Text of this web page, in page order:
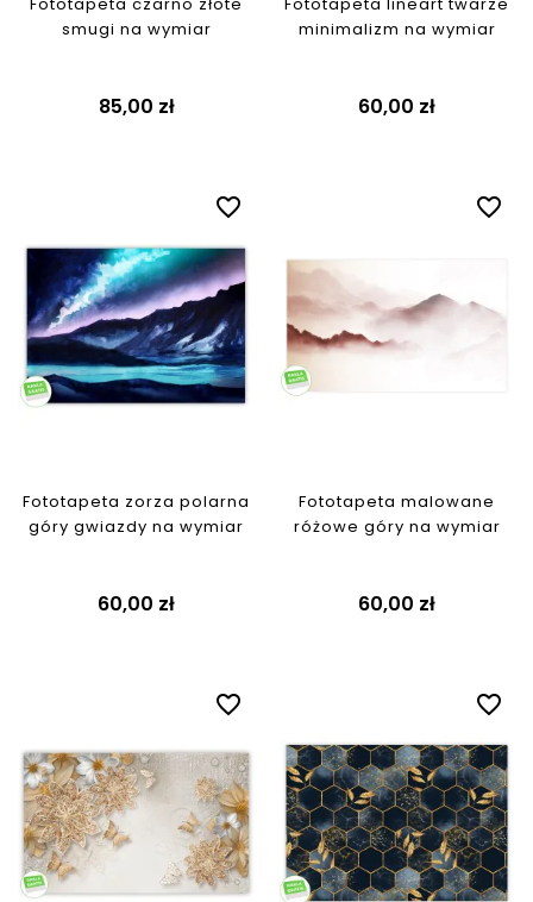
smugi na wymiar
85,00 zł
minimalizm na wymiar
60,00 zł
favorite_border
Fototapeta zorza polarna
góry gwiazdy na wymiar
60,00 zł
favorite_border
Fototapeta malowane
różowe góry na wymiar
60,00 zł
favorite_border favorite_border